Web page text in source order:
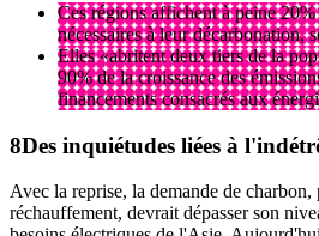
Ces régions affichent à peine 20%
nécessaires à leur décarbonation,
Elles «abritent deux tiers de la
90% de la croissance des
financements consacrés aux
Des inquiétudes liées à
Avec la reprise, la demande de charbon,
réchauffement, devrait dépasser son